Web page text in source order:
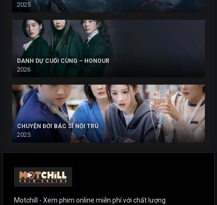
2025
DANH DỰ CUỐI CÙNG – HONOUR
2026
CHUYỆN ĐỜI BÁC SĨ NỘI TRÚ
2025
Motchill - Xem phim online miễn phí với chất lượng